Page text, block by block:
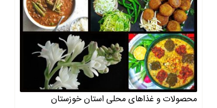
محصولات و غذاهای محلی استان خوزستان